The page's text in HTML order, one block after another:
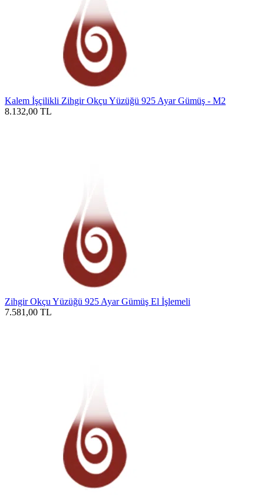
Kalem İşçilikli Zihgir Okçu Yüzüğü 925 Ayar Gümüş - M2
8.132,00 TL
Zihgir Okçu Yüzüğü 925 Ayar Gümüş El İşlemeli
7.581,00 TL